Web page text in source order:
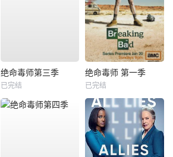
绝命毒师第三季
已完结
绝命毒师 第一季
已完结